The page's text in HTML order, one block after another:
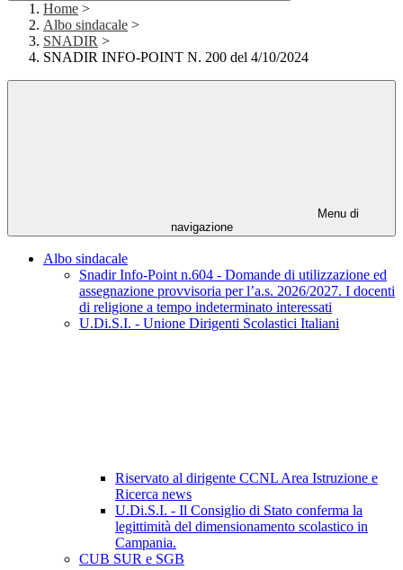
Home >
Albo sindacale >
SNADIR >
SNADIR INFO-POINT N. 200 del 4/10/2024
Menu di
navigazione
Albo sindacale
Snadir Info-Point n.604 - Domande di utilizzazione ed
assegnazione provvisoria per l’a.s. 2026/2027. I docenti
di religione a tempo indeterminato interessati
U.Di.S.I. - Unione Dirigenti Scolastici Italiani
Riservato al dirigente CCNL Area Istruzione e
Ricerca news
U.Di.S.I. - Il Consiglio di Stato conferma la
legittimità del dimensionamento scolastico in
Campania.
CUB SUR e SGB